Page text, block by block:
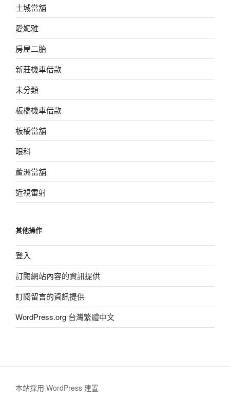
土城當舖
愛妮雅
房屋二胎
新莊機車借款
未分類
板橋機車借款
板橋當舖
眼科
蘆洲當舖
近視雷射
其他操作
登入
訂閱網站內容的資訊提供
訂閱留言的資訊提供
WordPress.org 台灣繁體中文
本站採用 WordPress 建置